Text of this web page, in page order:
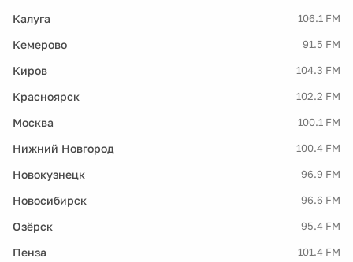
Калуга 106.1 FM
Кемерово 91.5 FM
Киров 104.3 FM
Красноярск 102.2 FM
Москва 100.1 FM
Нижний Новгород 100.4 FM
Новокузнецк 96.9 FM
Новосибирск 96.6 FM
Озёрск 95.4 FM
Пенза 101.4 FM